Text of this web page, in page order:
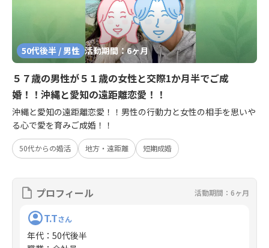
50代後半 / 男性 活動期間：6ヶ月
５７歳の男性が５１歳の女性と交際1か月半でご成
婚！！沖縄と愛知の遠距離恋愛！！
沖縄と愛知の遠距離恋愛！！男性の行動力と女性の相手を思いや
る心で愛を育みご成婚！！
50代からの婚活 地方・遠距離 短期成婚
プロフィール 活動期間：6ヶ月
T.Tさん
年代 ： 50代後半